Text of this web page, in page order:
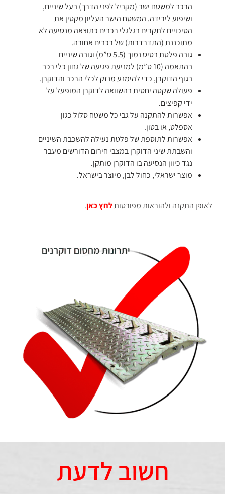
הרכב למשטח ישר (מקביל לפני הדרך) בעל שיניים,
ושיפוע לירידה. המשטח הישר העליון מקטין את
הסיכויים לתקרים בגלגלי רכבים כתוצאה מנסיעה לא
מתוכננת (התדרדרות) של רכבים אחורה.
גובה פלטת בסיס נמוך (5.5 ס”מ) וגובה שיניים
בהתאמה (10 ס”מ) למניעת פגיעה של גחון כלי רכב
בגוף הדוקרן, כדי להימנע מנזק לכלי הרכב והדוקרן.
פעולה שקטה יחסית בהשוואה לדוקרן המופעל על
ידי קפיצים.
אפשרות להתקנה על גבי כל משטח סלול כגון
אספלט, או בטון.
אפשרות לתוספת של פלטת נעילה להשכבת השיניים
והשבתת שיני הדוקרן במצבי חירום הדורשים מעבר
נגד כיוון הנסיעה בו הדוקרן מותקן.
מוצר ישראלי, כחול לבן, מיוצר בישראל.
לאופן התקנה ולהוראות מפורטותלחץ כאן.
חשוב לדעת